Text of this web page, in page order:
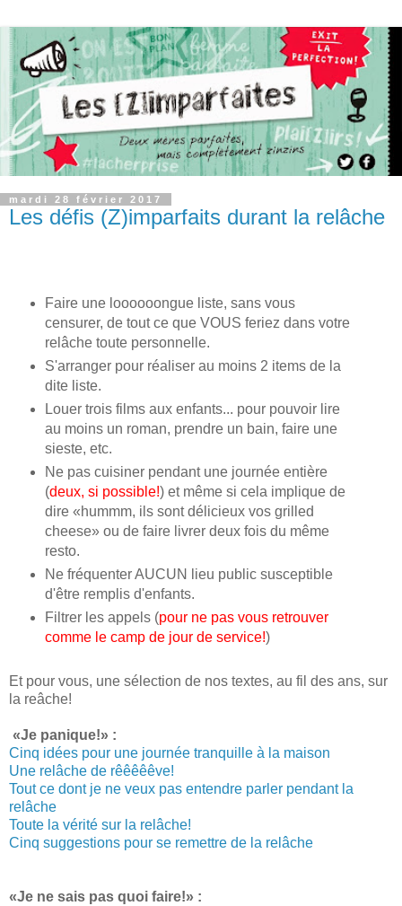
mardi 28 février 2017
Les défis (Z)imparfaits durant la relâche
Faire une loooooongue liste, sans vous
censurer, de tout ce que VOUS feriez dans votre
relâche toute personnelle.
S'arranger pour réaliser au moins 2 items de la
dite liste.
Louer trois films aux enfants... pour pouvoir lire
au moins un roman, prendre un bain, faire une
sieste, etc.
Ne pas cuisiner pendant une journée entière
(deux, si possible!) et même si cela implique de
dire «hummm, ils sont délicieux vos grilled
cheese» ou de faire livrer deux fois du même
resto.
Ne fréquenter AUCUN lieu public susceptible
d'être remplis d'enfants.
Filtrer les appels (pour ne pas vous retrouver
comme le camp de jour de service!)
Et pour vous, une sélection de nos textes, au fil des ans, sur
la reâche!
«Je panique!» :
Cinq idées pour une journée tranquille à la maison
Une relâche de rêêêêêve!
Tout ce dont je ne veux pas entendre parler pendant la
relâche
Toute la vérité sur la relâche!
Cinq suggestions pour se remettre de la relâche
«Je ne sais pas quoi faire!» :